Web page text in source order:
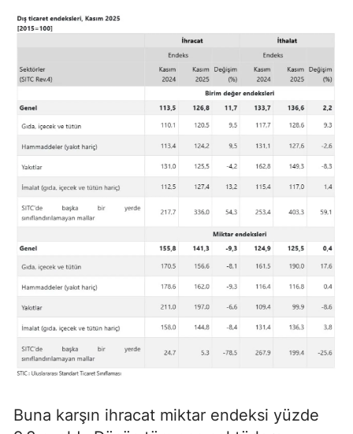
Buna karşın ihracat miktar endeksi yüzde